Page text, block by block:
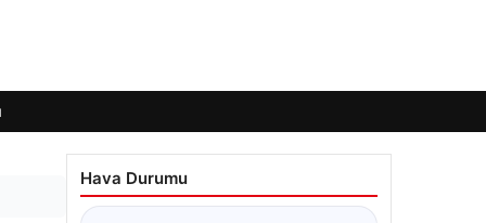
Hava Durumu